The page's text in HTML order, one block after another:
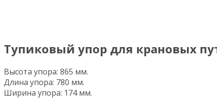
Тупиковый упор для крановых
Высота упора: 865 мм.
Длина упора: 780 мм.
Ширина упора: 174 мм.